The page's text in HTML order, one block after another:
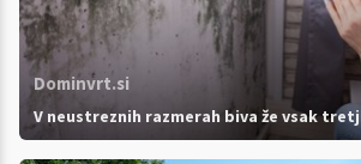
Dominvrt.si
V neustreznih razmerah biva že vsak